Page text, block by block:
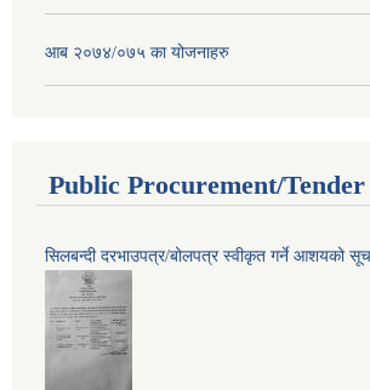
आब २०७४/०७५ का योजनाहरु
Public Procurement/Tender
सिलबन्दी दरभाउपत्र/बोलपत्र स्वीकृत गर्ने आशयको